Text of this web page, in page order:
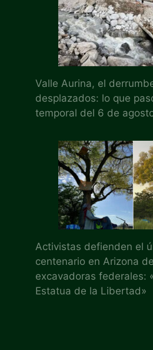
Valle Aurina, el
desplazados: lo que
temporal del 6 de
Activistas defienden el
centenario en Arizona
excavadoras federales:
Estatua de la Libertad»